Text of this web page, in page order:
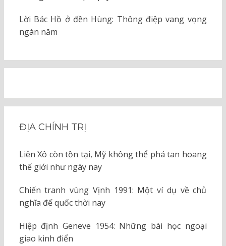
Lời Bác Hồ ở đền Hùng: Thông điệp vang vọng
ngàn năm
ĐỊA CHÍNH TRỊ
Liên Xô còn tồn tại, Mỹ không thể phá tan hoang
thế giới như ngày nay
Chiến tranh vùng Vịnh 1991: Một ví dụ về chủ
nghĩa đế quốc thời nay
Hiệp định Geneve 1954: Những bài học ngoại
giao kinh điển